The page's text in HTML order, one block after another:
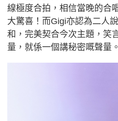
線極度合拍，相信當晚的合
大驚喜！而Gigi亦認為二人
和，完美契合今次主題，笑
量，就係一個講秘密嘅聲量。